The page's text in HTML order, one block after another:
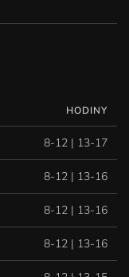
HODINY
8-12 | 13-17
8-12 | 13-16
8-12 | 13-16
8-12 | 13-16